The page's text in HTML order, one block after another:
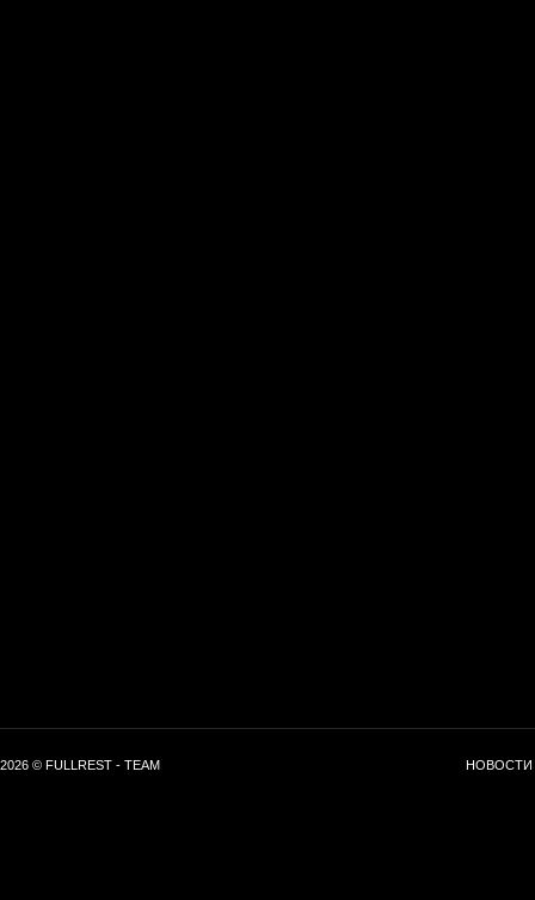
2026 © FULLREST - TEAM НОВОСТИ